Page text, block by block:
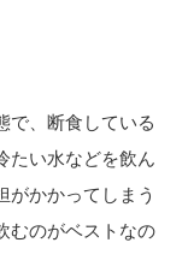
で、断食している
たい水などを飲ん
がかかってしまう
むのがベストなの